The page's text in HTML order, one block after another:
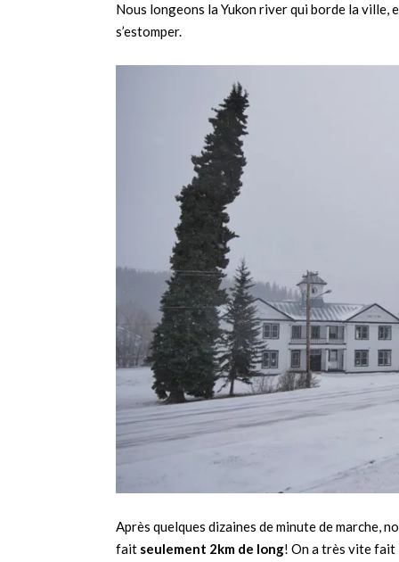
Nous longeons la Yukon river qui borde la ville,
s’estomper.
Après quelques dizaines de minute de marche,
fait seulement 2km de long! On a très vite fait